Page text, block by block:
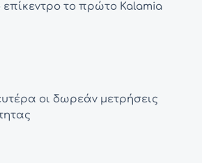
επίκεντρο το πρώτο Kalamia
οι δωρεάν μετρήσεις